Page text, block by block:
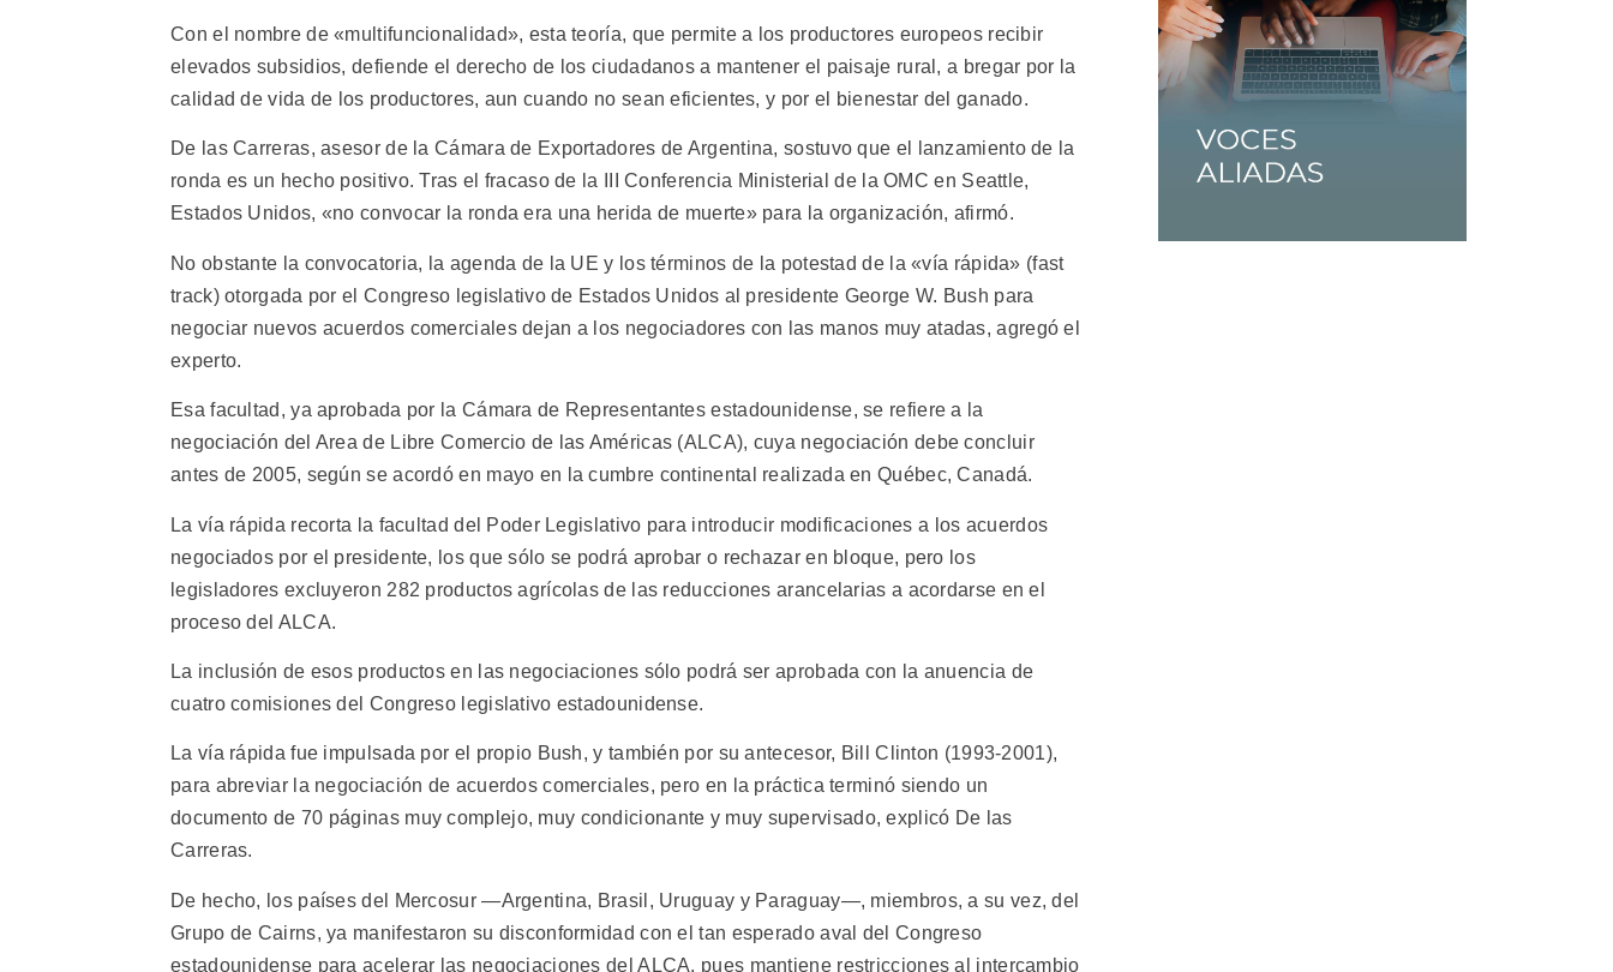
Con el nombre de «multifuncionalidad», esta teoría, que permite a los productores europeos recibir
elevados subsidios, defiende el derecho de los ciudadanos a mantener el paisaje rural, a bregar por la
calidad de vida de los productores, aun cuando no sean eficientes, y por el bienestar del ganado.
De las Carreras, asesor de la Cámara de Exportadores de Argentina, sostuvo que el lanzamiento de la
ronda es un hecho positivo. Tras el fracaso de la III Conferencia Ministerial de la OMC en Seattle,
Estados Unidos, «no convocar la ronda era una herida de muerte» para la organización, afirmó.
No obstante la convocatoria, la agenda de la UE y los términos de la potestad de la «vía rápida» (fast
track) otorgada por el Congreso legislativo de Estados Unidos al presidente George W. Bush para
negociar nuevos acuerdos comerciales dejan a los negociadores con las manos muy atadas, agregó el
experto.
Esa facultad, ya aprobada por la Cámara de Representantes estadounidense, se refiere a la
negociación del Area de Libre Comercio de las Américas (ALCA), cuya negociación debe concluir
antes de 2005, según se acordó en mayo en la cumbre continental realizada en Québec, Canadá.
La vía rápida recorta la facultad del Poder Legislativo para introducir modificaciones a los acuerdos
negociados por el presidente, los que sólo se podrá aprobar o rechazar en bloque, pero los
legisladores excluyeron 282 productos agrícolas de las reducciones arancelarias a acordarse en el
proceso del ALCA.
La inclusión de esos productos en las negociaciones sólo podrá ser aprobada con la anuencia de
cuatro comisiones del Congreso legislativo estadounidense.
La vía rápida fue impulsada por el propio Bush, y también por su antecesor, Bill Clinton (1993-2001),
para abreviar la negociación de acuerdos comerciales, pero en la práctica terminó siendo un
documento de 70 páginas muy complejo, muy condicionante y muy supervisado, explicó De las
Carreras.
De hecho, los países del Mercosur —Argentina, Brasil, Uruguay y Paraguay—, miembros, a su vez, del
Grupo de Cairns, ya manifestaron su disconformidad con el tan esperado aval del Congreso
estadounidense para acelerar las negociaciones del ALCA, pues mantiene restricciones al intercambio